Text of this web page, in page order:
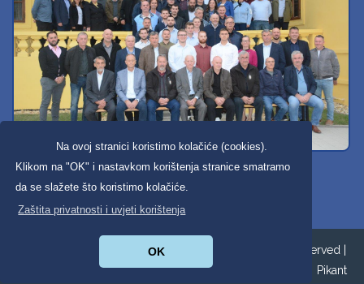
Na ovoj stranici koristimo kolačiće (cookies).
Klikom na "OK" i nastavkom korištenja stranice smatramo
da se slažete što koristimo kolačiće.
Zaštita privatnosti i uvjeti korištenja
OK
Svi dobravski košarkaši
Copyright ©2026. Općina Donja Dubrava All Rights Reserved |
Zaštita privatnosti|Digitalna pristupačnost Pikant